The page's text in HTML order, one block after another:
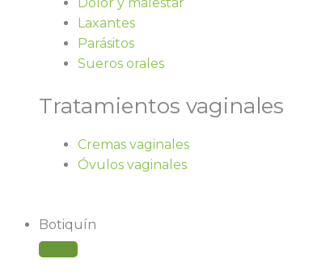
Laxantes
Parásitos
Sueros orales
Tratamientos vaginales
Cremas vaginales
Óvulos vaginales
Botiquín